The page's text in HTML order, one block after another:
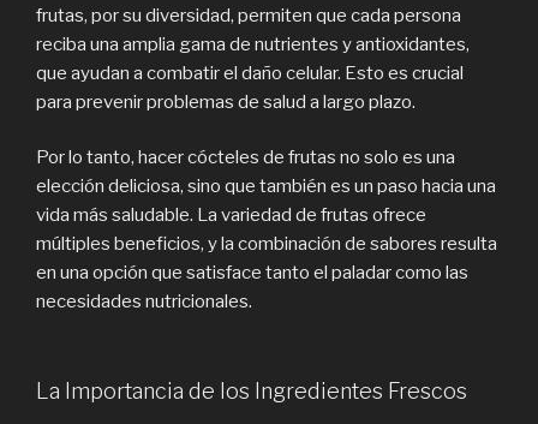
frutas, por su diversidad, permiten que cada persona
reciba una amplia gama de nutrientes y antioxidantes,
que ayudan a combatir el daño celular. Esto es crucial
para prevenir problemas de salud a largo plazo.
Por lo tanto, hacer cócteles de frutas no solo es una
elección deliciosa, sino que también es un paso hacia una
vida más saludable. La variedad de frutas ofrece
múltiples beneficios, y la combinación de sabores resulta
en una opción que satisface tanto el paladar como las
necesidades nutricionales.
La Importancia de los Ingredientes Frescos